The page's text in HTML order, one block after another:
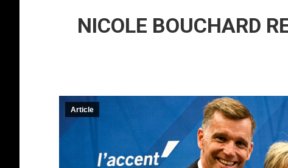
NICOLE BOUCHARD
Article